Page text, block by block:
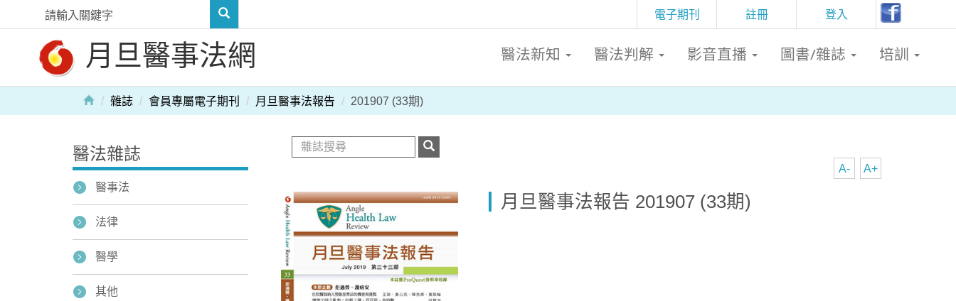
註冊 登入
電子期刊
月旦醫事法網 醫法新知 醫法判解 影音直播 圖書/雜誌 培訓
雜誌 會員專屬電子期刊 月旦醫事法報告 201907 (33期)
A+
A-
月旦醫事法報告 201907 (33期)
醫法雜誌
醫事法
法律
醫學
其他